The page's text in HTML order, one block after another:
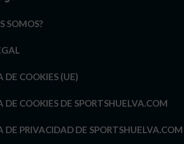
SOMOS?
DE COOKIES (UE)
DE COOKIES DE SPORTSHUELVA.COM
DE PRIVACIDAD DE SPORTSHUELVA.COM